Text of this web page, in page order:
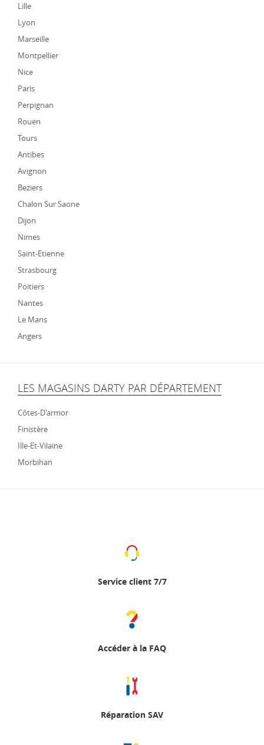
Lille
Lyon
Marseille
Montpellier
Nice
Paris
Perpignan
Rouen
Tours
Antibes
Avignon
Beziers
Chalon Sur Saone
Dijon
Nimes
Saint-Etienne
Strasbourg
Poitiers
Nantes
Le Mans
Angers
LES MAGASINS DARTY PAR DÉPARTEMENT
Côtes-D'armor
Finistère
Ille-Et-Vilaine
Morbihan
Service client 7/7
Accéder à la FAQ
Réparation SAV